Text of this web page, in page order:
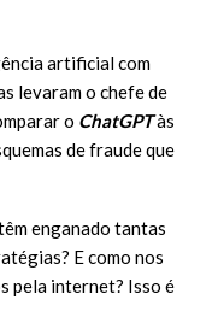
artificial com
levaram o chefe de
o ChatGPTàs
de fraude que
enganado tantas
E como nos
pela internet? Isso é